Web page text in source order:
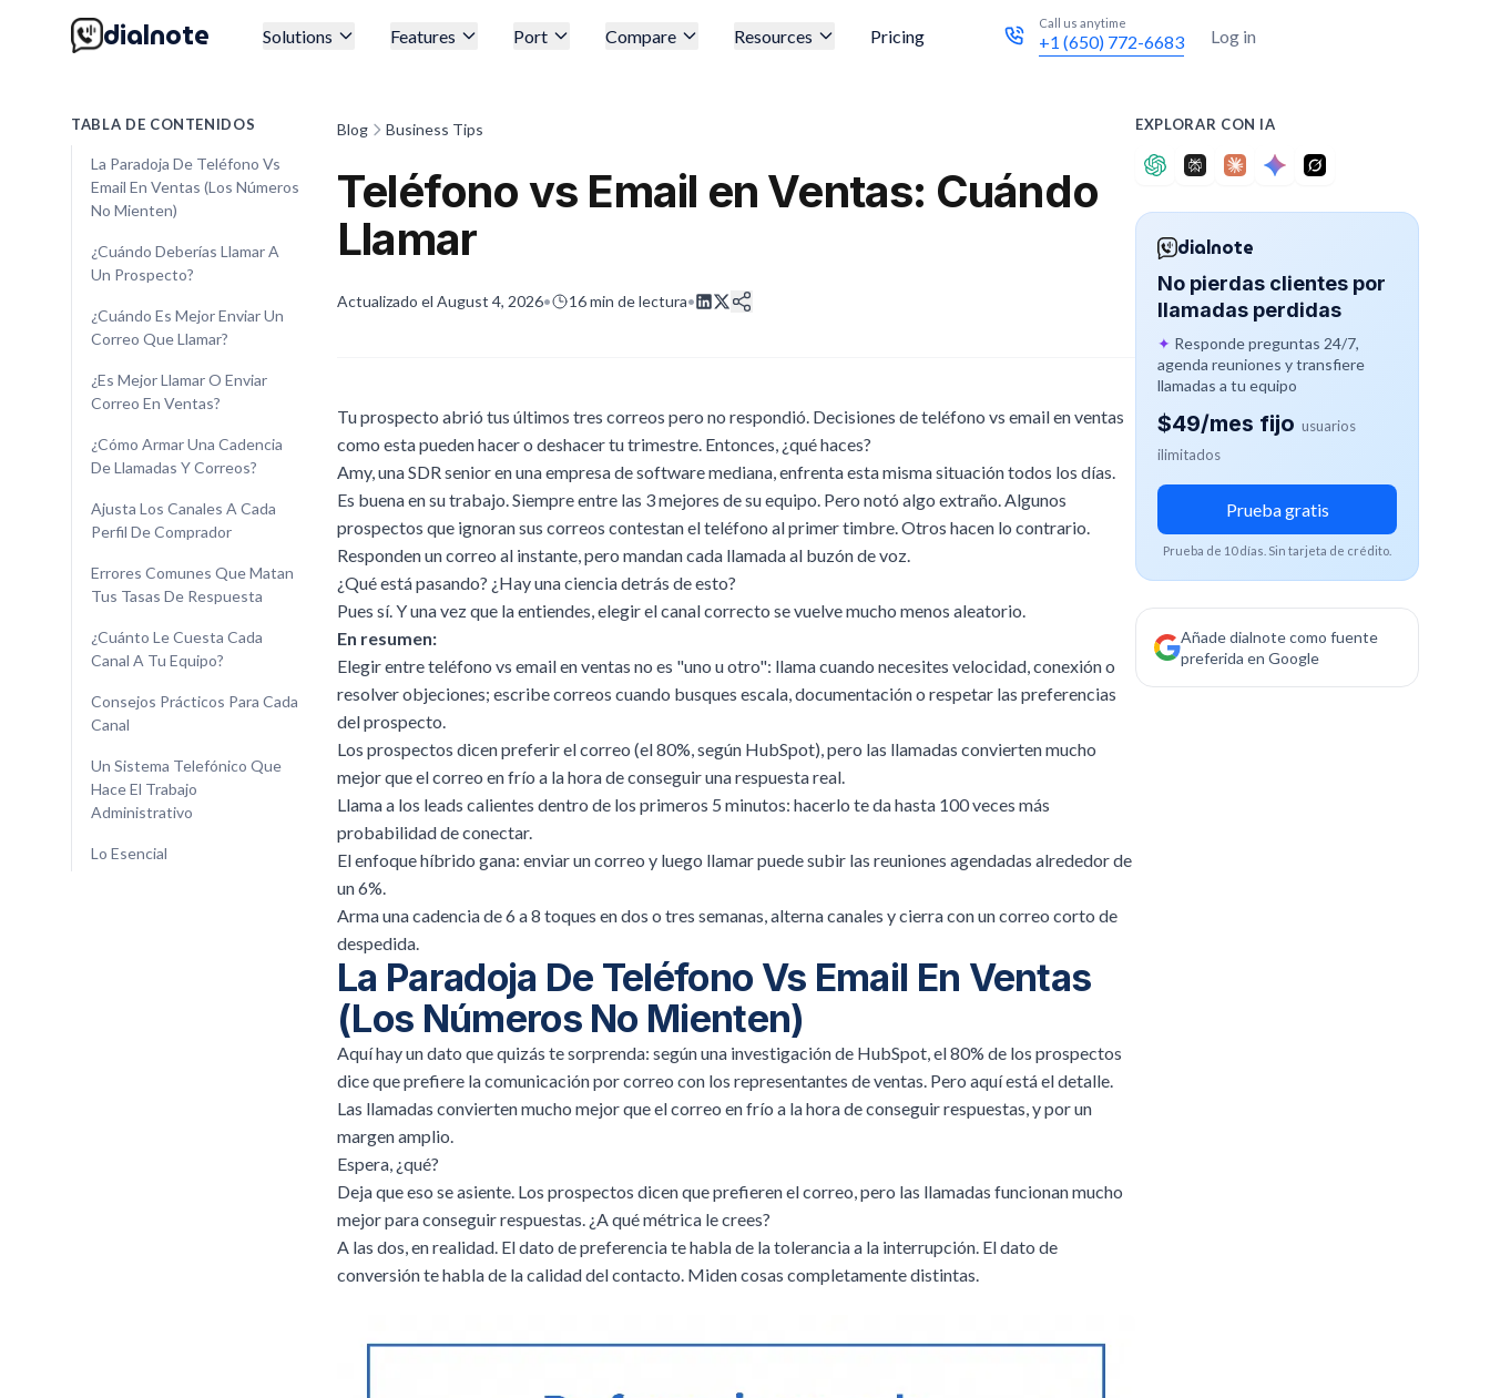
dialnote Solutions Features Port Compare Resources Pricing
Call us anytime
+1 (650) 772-6683 Log in
TABLA DE CONTENIDOS
La Paradoja De Teléfono Vs
Email En Ventas (Los Números
No Mienten)
¿Cuándo Deberías Llamar A
Un Prospecto?
¿Cuándo Es Mejor Enviar Un
Correo Que Llamar?
¿Es Mejor Llamar O Enviar
Correo En Ventas?
¿Cómo Armar Una Cadencia
De Llamadas Y Correos?
Ajusta Los Canales A Cada
Perfil De Comprador
Errores Comunes Que Matan
Tus Tasas De Respuesta
¿Cuánto Le Cuesta Cada
Canal A Tu Equipo?
Consejos Prácticos Para Cada
Canal
Un Sistema Telefónico Que
Hace El Trabajo
Administrativo
Lo Esencial
Blog Business Tips
Teléfono vs Email en Ventas: Cuándo
Llamar
Actualizado el August 4, 2026• 16min de lectura•
Tu prospecto abrió tus últimos tres correos pero no respondió. Decisiones de teléfono vs email en ventas
como esta pueden hacer o deshacer tu trimestre. Entonces, ¿qué haces?
Amy, una SDR senior en una empresa de software mediana, enfrenta esta misma situación todos los días.
Es buena en su trabajo. Siempre entre las 3 mejores de su equipo. Pero notó algo extraño. Algunos
prospectos que ignoran sus correos contestan el teléfono al primer timbre. Otros hacen lo contrario.
Responden un correo al instante, pero mandan cada llamada al buzón de voz.
¿Qué está pasando? ¿Hay una ciencia detrás de esto?
Pues sí. Y una vez que la entiendes, elegir el canal correcto se vuelve mucho menos aleatorio.
En resumen:
Elegir entre teléfono vs email en ventas no es "uno u otro": llama cuando necesites velocidad, conexión o
resolver objeciones; escribe correos cuando busques escala, documentación o respetar las preferencias
del prospecto.
Los prospectos dicen preferir el correo (el 80%, según HubSpot), pero las llamadas convierten mucho
mejor que el correo en frío a la hora de conseguir una respuesta real.
Llama a los leads calientes dentro de los primeros 5 minutos: hacerlo te da hasta 100 veces más
probabilidad de conectar.
El enfoque híbrido gana: enviar un correo y luego llamar puede subir las reuniones agendadas alrededor de
un 6%.
Arma una cadencia de 6 a 8 toques en dos o tres semanas, alterna canales y cierra con un correo corto de
despedida.
La Paradoja De Teléfono Vs Email En Ventas
(Los Números No Mienten)
Aquí hay un dato que quizás te sorprenda: según una investigación de HubSpot, el 80% de los prospectos
dice que prefiere la comunicación por correo con los representantes de ventas. Pero aquí está el detalle.
Las llamadas convierten mucho mejor que el correo en frío a la hora de conseguir respuestas, y por un
margen amplio.
Espera, ¿qué?
Deja que eso se asiente. Los prospectos dicen que prefieren el correo, pero las llamadas funcionan mucho
mejor para conseguir respuestas. ¿A qué métrica le crees?
A las dos, en realidad. El dato de preferencia te habla de la tolerancia a la interrupción. El dato de
conversión te habla de la calidad del contacto. Miden cosas completamente distintas.
EXPLORAR CON IA
dialnote
No pierdas clientes por
llamadas perdidas
✦ Responde preguntas 24/7,
agenda reuniones y transfiere
llamadas a tu equipo
$49/mes fijo usuarios
ilimitados
Prueba gratis
Prueba de 10 días. Sin tarjeta de crédito.
Añade dialnote como fuente
preferida en Google